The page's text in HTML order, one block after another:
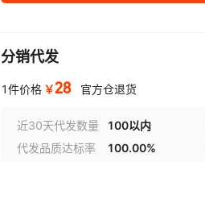
藕橘112
喇嘛红114
分销代发
1件价格 ￥28 官方仓退货
近30天代发数量 100以内
代发品质达标率
100.00%